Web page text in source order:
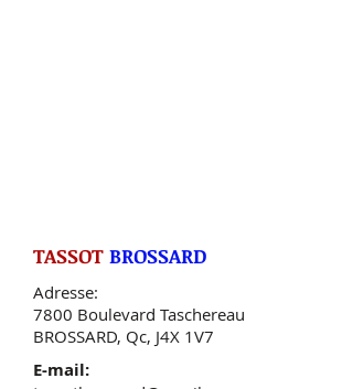
TASSOT BROSSARD
Adresse:
7800 Boulevard Taschereau
BROSSARD, Qc, J4X 1V7​
E-mail: